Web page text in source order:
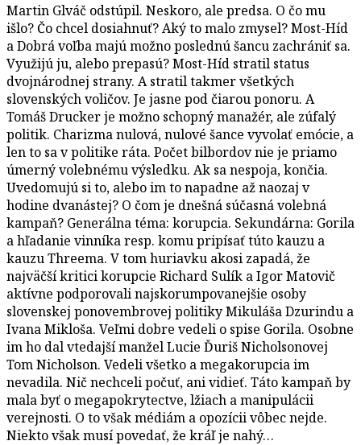
Martin Glváč odstúpil. Neskoro, ale predsa. O čo mu
išlo? Čo chcel dosiahnuť? Aký to malo zmysel? Most-Híd
a Dobrá voľba majú možno poslednú šancu zachrániť sa.
Využijú ju, alebo prepasú? Most-Híd stratil status
dvojnárodnej strany. A stratil takmer všetkých
slovenských voličov. Je jasne pod čiarou ponoru. A
Tomáš Drucker je možno schopný manažér, ale zúfalý
politik. Charizma nulová, nulové šance vyvolať emócie, a
len to sa v politike ráta. Počet bilbordov nie je priamo
úmerný volebnému výsledku. Ak sa nespoja, končia.
Uvedomujú si to, alebo im to napadne až naozaj v
hodine dvanástej? O čom je dnešná súčasná volebná
kampaň? Generálna téma: korupcia. Sekundárna: Gorila
a hľadanie vinníka resp. komu pripísať túto kauzu a
kauzu Threema. V tom huriavku akosi zapadá, že
najväčší kritici korupcie Richard Sulík a Igor Matovič
aktívne podporovali najskorumpovanejšie osoby
slovenskej ponovembrovej politiky Mikuláša Dzurindu a
Ivana Mikloša. Veľmi dobre vedeli o spise Gorila. Osobne
im ho dal vtedajší manžel Lucie Ďuriš Nicholsonovej
Tom Nicholson. Vedeli všetko a megakorupcia im
nevadila. Nič nechceli počuť, ani vidieť. Táto kampaň by
mala byť o megapokrytectve, lžiach a manipulácii
verejnosti. O to však médiám a opozícii vôbec nejde.
Niekto však musí povedať, že kráľ je nahý…